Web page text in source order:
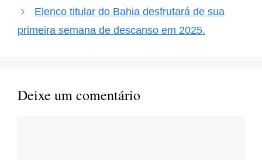
ressalte que…
Elenco titular do Bahia desfrutará de sua
primeira semana de descanso em 2025.
Deixe um comentário